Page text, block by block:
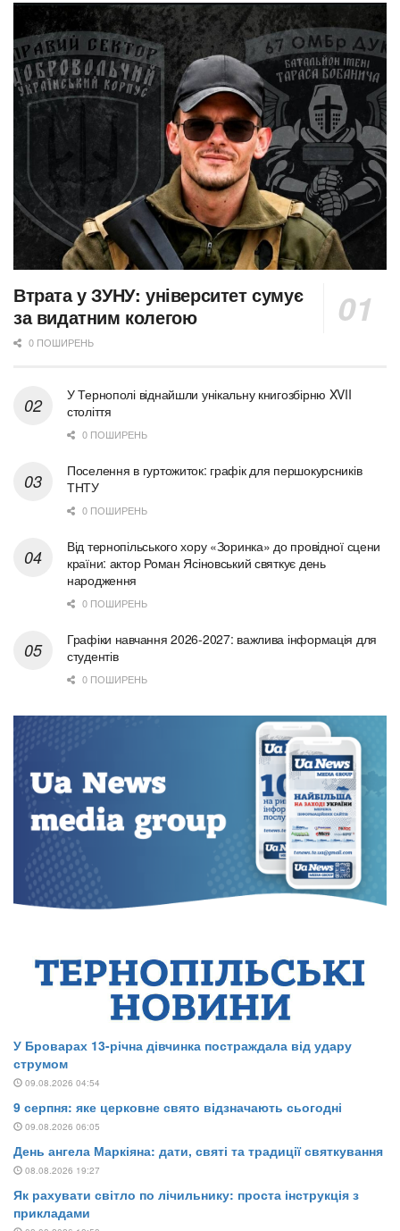
Втрата у ЗУНУ: університет сумує
за видатним колегою
0 ПОШИРЕНЬ
У Тернополі віднайшли унікальну книгозбірню XVII
століття
0 ПОШИРЕНЬ
Поселення в гуртожиток: графік для першокурсників
ТНТУ
0 ПОШИРЕНЬ
Від тернопільського хору «Зоринка» до провідної сцени
країни: актор Роман Ясіновський святкує день
народження
0 ПОШИРЕНЬ
Графіки навчання 2026-2027: важлива інформація для
студентів
0 ПОШИРЕНЬ